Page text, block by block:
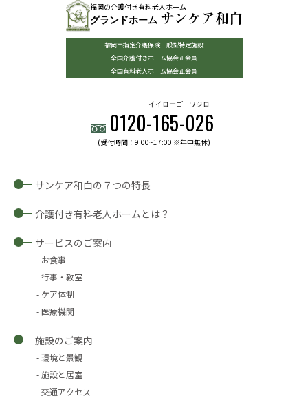
福岡の介護付き有料老人ホーム
グランドホーム サンケア和白
福岡市指定介護保険一般型特定施設
全国介護付きホーム協会正会員
全国有料老人ホーム協会正会員
0120-165
イイローゴ
-026
ワジロ
(受付時間：9:00~17:00 ※年中無休)
サンケア和白の７つの特長
介護付き有料老人ホームとは？
サービスのご案内
お食事
行事・教室
ケア体制
医療機関
施設のご案内
環境と景観
施設と居室
交通アクセス